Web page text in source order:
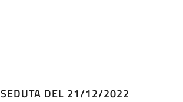
SEDUTA DEL 21/12/2022